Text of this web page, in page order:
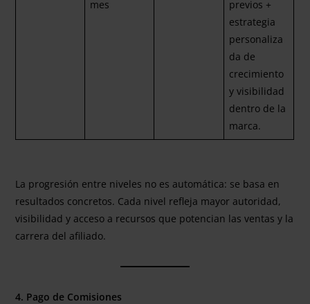
mes
previos +
estrategia
personaliza
da de
crecimiento
y visibilidad
dentro de la
marca.
La progresión entre niveles no es automática: se basa en
resultados concretos. Cada nivel refleja mayor autoridad,
visibilidad y acceso a recursos que potencian las ventas y la
carrera del afiliado.
4. Pago de Comisiones